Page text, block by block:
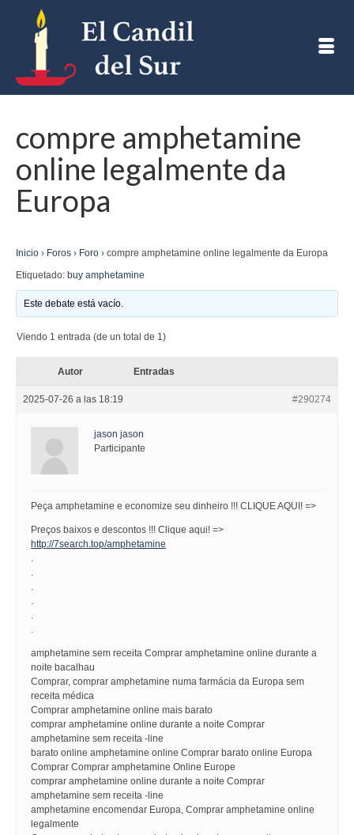
compre amphetamine
online legalmente da
Europa
Inicio › Foros › Foro › compre amphetamine online legalmente da Europa
Etiquetado: buy amphetamine
Este debate está vacío.
Viendo 1 entrada (de un total de 1)
Autor Entradas
2025-07-26 a las 18:19 #290274
jason jason
Participante
Peça amphetamine e economize seu dinheiro !!! CLIQUE AQUI! =>
Preços baixos e descontos !!! Clique aqui! =>
http://7search.top/amphetamine
.
.
.
.
.
.
amphetamine sem receita Comprar amphetamine online durante a
noite bacalhau
Comprar, comprar amphetamine numa farmácia da Europa sem
receita médica
Comprar amphetamine online mais barato
comprar amphetamine online durante a noite Comprar
amphetamine sem receita -line
barato online amphetamine online Comprar barato online Europa
Comprar Comprar amphetamine Online Europe
comprar amphetamine online durante a noite Comprar
amphetamine sem receita -line
amphetamine encomendar Europa, Comprar amphetamine online
legalmente